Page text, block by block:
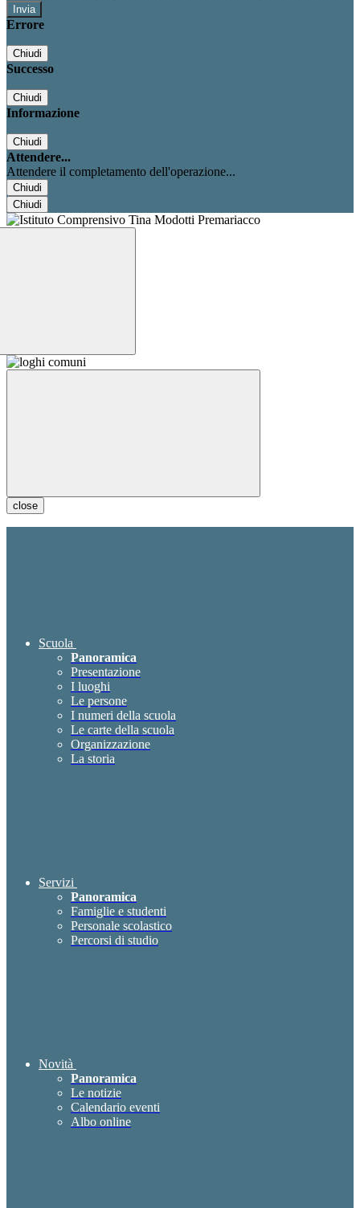
Errore
Chiudi
Successo
Chiudi
Informazione
Chiudi
Attendere...
Attendere il completamento dell'operazione...
Chiudi
Chiudi
close
Scuola
Panoramica
Presentazione
I luoghi
Le persone
I numeri della scuola
Le carte della scuola
Organizzazione
La storia
Servizi
Panoramica
Famiglie e studenti
Personale scolastico
Percorsi di studio
Novità
Panoramica
Le notizie
Calendario eventi
Albo online